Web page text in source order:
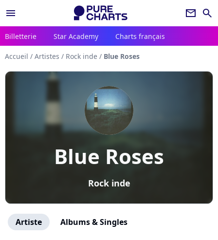
menu newsletter search
Billetterie Star Academy Charts français
Accueil / Artistes / Rock inde / Blue Roses
Blue Roses
Rock inde
Artiste Albums & Singles